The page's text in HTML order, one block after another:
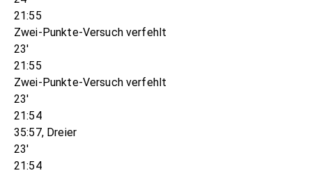
21:55
Zwei-Punkte-Versuch verfehlt
23'
21:55
Zwei-Punkte-Versuch verfehlt
23'
21:54
35:57, Dreier
23'
21:54